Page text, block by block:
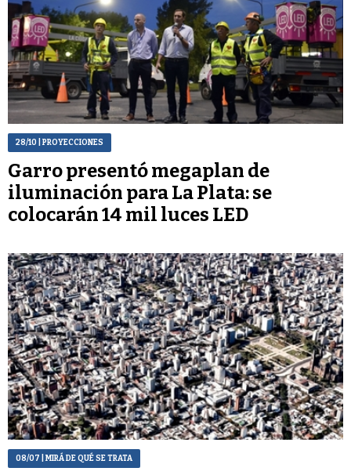
28/10 | PROYECCIONES
Garro presentó megaplan de
iluminación para La Plata: se
colocarán 14 mil luces LED
08/07 | MIRÁ DE QUÉ SE TRATA